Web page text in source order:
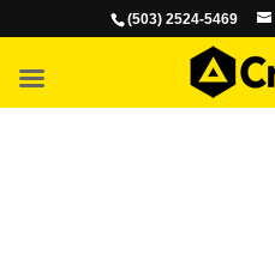
(503) 2524-5469